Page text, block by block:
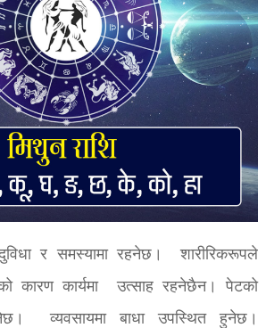
र समस्यामा रहनेछ। शारीरिकरूपले
कारण कार्यमा उत्साह रहनेछैन। पेटको
व्यवसायमा बाधा उपस्थित हुनेछ।